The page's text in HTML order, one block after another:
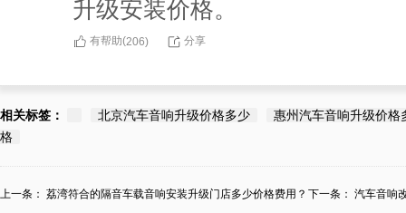
升级安装价格。
有帮助(206) 分享
相关标签： 北京汽车音响升级价格多少
惠州汽车音响升级价格
格
上一条： 荔湾符合的隔音车载音响安装升级门店多少价格费用？ 下一条： 汽车音响